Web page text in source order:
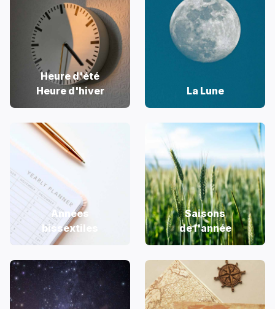
Heure d'été
Heure d'hiver
La Lune
Années
bissextiles
Saisons
de l'année